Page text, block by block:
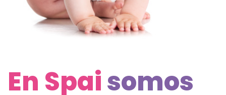
En Spaisomos